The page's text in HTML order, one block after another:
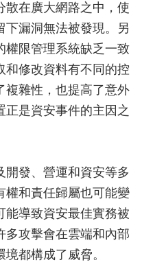
散在廣大網路之中，使
下漏洞無法被發現。另
權限管理系統缺乏一致
和修改資料有不同的控
複雜性，也提高了意外
是資安事件的主因之
開發、營運和資安等多
權和責任歸屬也可能變
能導致資安最佳實務被
多攻擊會在雲端和內部
都構成了威脅。